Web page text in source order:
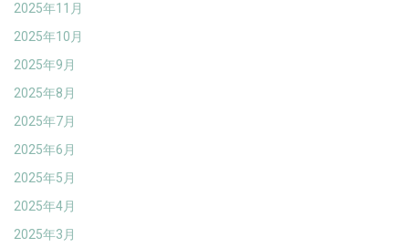
2025年11月
2025年10月
2025年9月
2025年8月
2025年7月
2025年6月
2025年5月
2025年4月
2025年3月